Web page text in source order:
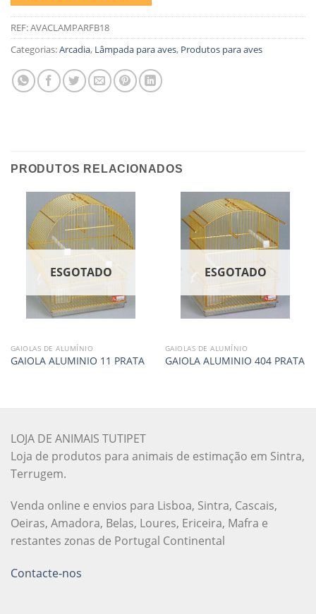
REF:AVACLAMPARFB18
Categorias:Arcadia, Lâmpada para aves, Produtos para aves
PRODUTOS RELACIONADOS
ESGOTADO
GAIOLAS DE ALUMÍNIO
GAIOLA ALUMINIO 11 PRATA
ESGOTADO
GAIOLAS DE ALUMÍNIO
GAIOLA ALUMINIO 404 PRATA
LOJA DE ANIMAIS TUTIPET
Loja de produtos para animais de estimação em Sintra,
Terrugem.
Venda online e envios para Lisboa, Sintra, Cascais,
Oeiras, Amadora, Belas, Loures, Ericeira, Mafra e
restantes zonas de Portugal Continental
Contacte-nos